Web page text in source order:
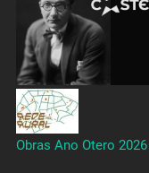
Obras Ano Otero 2026